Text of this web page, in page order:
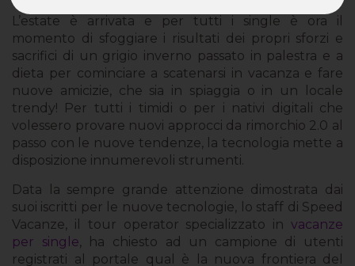
L’estate è arrivata e per tutti i single è ora il
momento di sfoggiare i risultati dei propri sforzi e
sacrifici di un grigio inverno passato in palestra e a
dieta per cominciare a scatenarsi in vacanza e fare
nuove amicizie, che sia in spiaggia o in un locale
trendy! Per tutti i timidi o per i nativi digitali che
volessero provare nuovi approcci da rimorchio 2.0 al
passo con le nuove tendenze, la tecnologia mette a
disposizione innumerevoli strumenti.
Data la sempre grande attenzione dimostrata dai
suoi iscritti per le nuove tecnologie, lo staff di Speed
Vacanze, il tour operator specializzato in vacanze
per single, ha chiesto ad un campione di utenti
registrati al portale qual è la nuova frontiera del